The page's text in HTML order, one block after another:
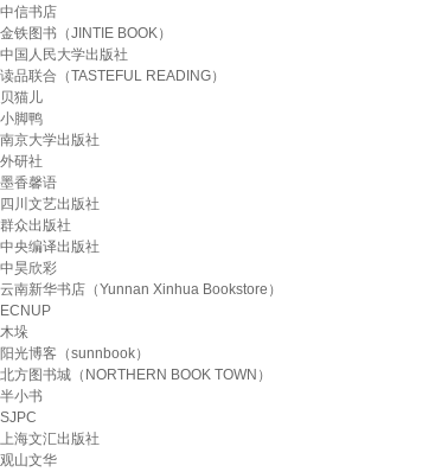
中信书店
金铁图书（JINTIE BOOK）
中国人民大学出版社
读品联合（TASTEFUL READING）
贝猫儿
小脚鸭
南京大学出版社
外研社
墨香馨语
四川文艺出版社
群众出版社
中央编译出版社
中昊欣彩
云南新华书店（Yunnan Xinhua Bookstore）
ECNUP
木垛
阳光博客（sunnbook）
北方图书城（NORTHERN BOOK TOWN）
半小书
SJPC
上海文汇出版社
观山文华